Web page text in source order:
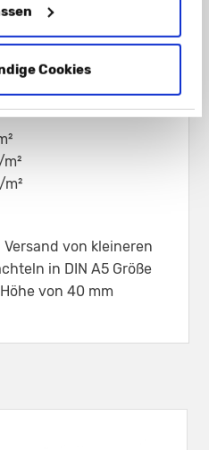
Cookies
von kleineren
in DIN A5 Größe
von 40 mm